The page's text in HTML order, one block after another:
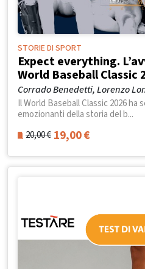
STORIE DI SPORT
Expect everything.
World Baseball Classic
Corrado Benedetti, Lorenzo
Il World Baseball Classic 2026
emozionanti della storia del b...
20,00€ 19,00€